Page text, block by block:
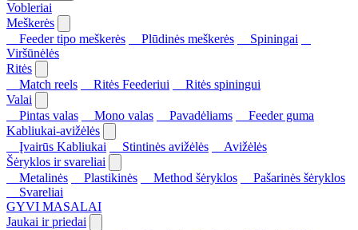
Vobleriai
Meškerės
Feeder tipo meškerės
Plūdinės meškerės
Spiningai
Viršūnėlės
Ritės
Match reels
Ritės Feederiui
Ritės spiningui
Valai
Pintas valas
Mono valas Pavadėliams
Feeder guma
Kabliukai-avižėlės
Įvairūs Kabliukai
Stintinės avižėlės
Avižėlės
Šėryklos ir svareliai
Metalinės
Plastikinės Method šėryklos
Pašarinės šėryklos
Svareliai
GYVI MASALAI
Jaukai ir priedai